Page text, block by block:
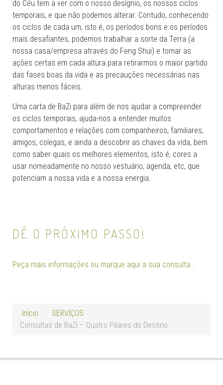
do Céu tem a ver com o nosso desígnio, os nossos ciclos
temporais, e que não podemos alterar. Contudo, conhecendo
os ciclos de cada um, isto é, os períodos bons e os períodos
mais desafiantes, podemos trabalhar a sorte da Terra (a
nossa casa/empresa através do Feng Shui) e tomar as
ações certas em cada altura para retirarmos o maior partido
das fases boas da vida e as precauções necessárias nas
alturas menos fáceis.
Uma carta de BaZi para além de nos ajudar a compreender
os ciclos temporais, ajuda-nos a entender muitos
comportamentos e relações com companheiros, familiares,
amigos, colegas, e ainda a descobrir as chaves da vida, bem
como saber quais os melhores elementos, isto é, cores a
usar nomeadamente no nosso vestuário, agenda, etc, que
potenciam a nossa vida e a nossa energia.
DÊ O PRÓXIMO PASSO!
Peça mais informações ou marque aqui a sua consulta...
Início
SERVIÇOS
Consultas de BaZi – Quatro Pilares do Destino